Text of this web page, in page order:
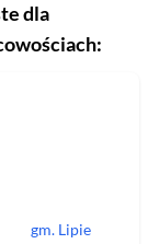
dla
gm. Lipie